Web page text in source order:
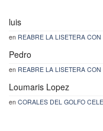
luis
en REABRE LA LISETERA CON
Pedro
en REABRE LA LISETERA CON
Loumaris Lopez
en CORALES DEL GOLFO